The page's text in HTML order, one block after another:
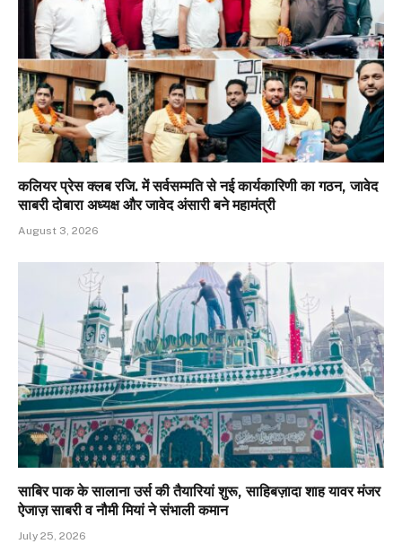
कलियर प्रेस क्लब रजि. में सर्वसम्मति से नई कार्यकारिणी का गठन, जावेद
साबरी दोबारा अध्यक्ष और जावेद अंसारी बने महामंत्री
August 3, 2026
साबिर पाक के सालाना उर्स की तैयारियां शुरू, साहिबज़ादा शाह यावर मंजर
ऐजाज़ साबरी व नौमी मियां ने संभाली कमान
July 25, 2026